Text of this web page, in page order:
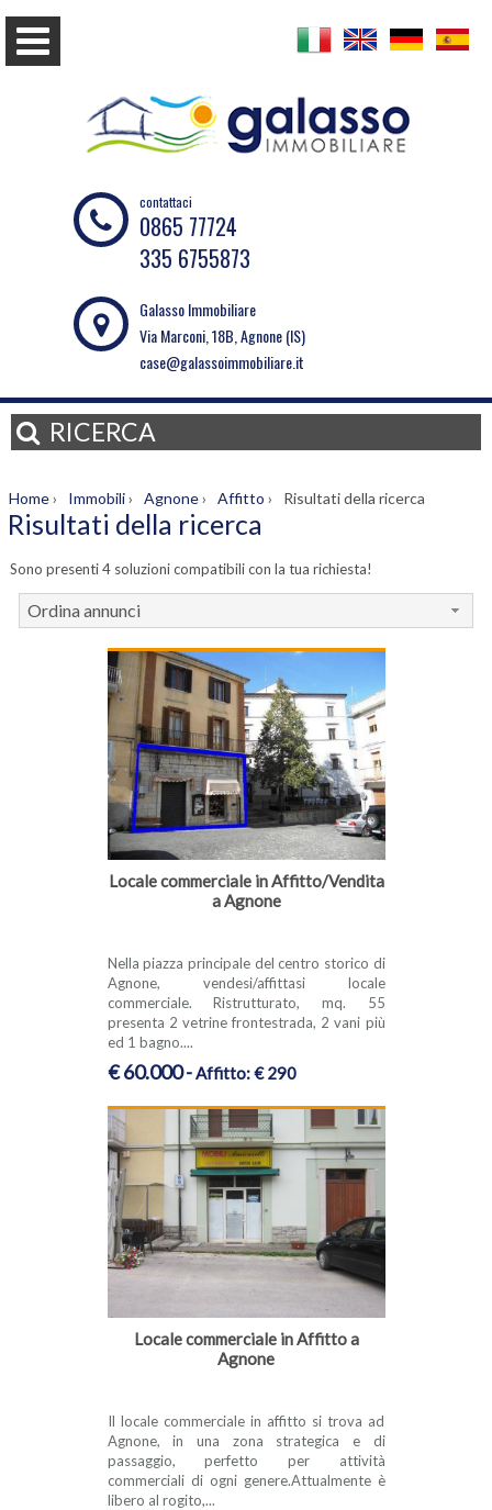
contattaci
0865 77724
335 6755873
Galasso Immobiliare
Via Marconi, 18B, Agnone (IS)
case@galassoimmobiliare.it
RICERCA
Home› Immobili› Agnone› Affitto › Risultati della ricerca
Risultati della ricerca
Sono presenti 4 soluzioni compatibili con la tua richiesta!
Ordina annunci
Locale commerciale in Affitto/Vendita
a Agnone
Nella piazza principale del centro storico di
Agnone, vendesi/affittasi locale
commerciale. Ristrutturato, mq. 55
presenta 2 vetrine frontestrada, 2 vani più
ed 1 bagno....
€ 60.000 -Affitto: € 290
Locale commerciale in Affitto a
Agnone
Il locale commerciale in affitto si trova ad
Agnone, in una zona strategica e di
passaggio, perfetto per attività
commerciali di ogni genere.Attualmente è
libero al rogito,...